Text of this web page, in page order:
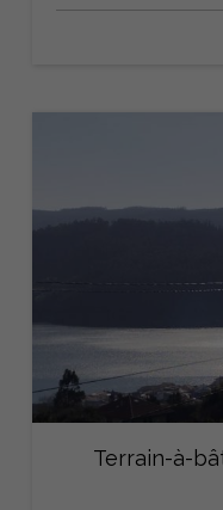
Terrain-à-